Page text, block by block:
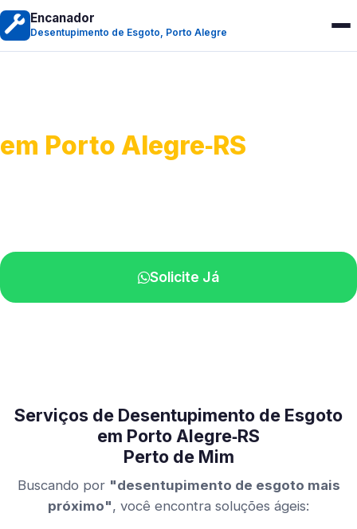
Encanador
Desentupimento de Esgoto, Porto Alegre
em Porto Alegre‑RS
Solicite Já
Serviços de Desentupimento de Esgoto
em Porto Alegre‑RS
Perto de Mim
Buscando por "desentupimento de esgoto mais
próximo", você encontra soluções ágeis: